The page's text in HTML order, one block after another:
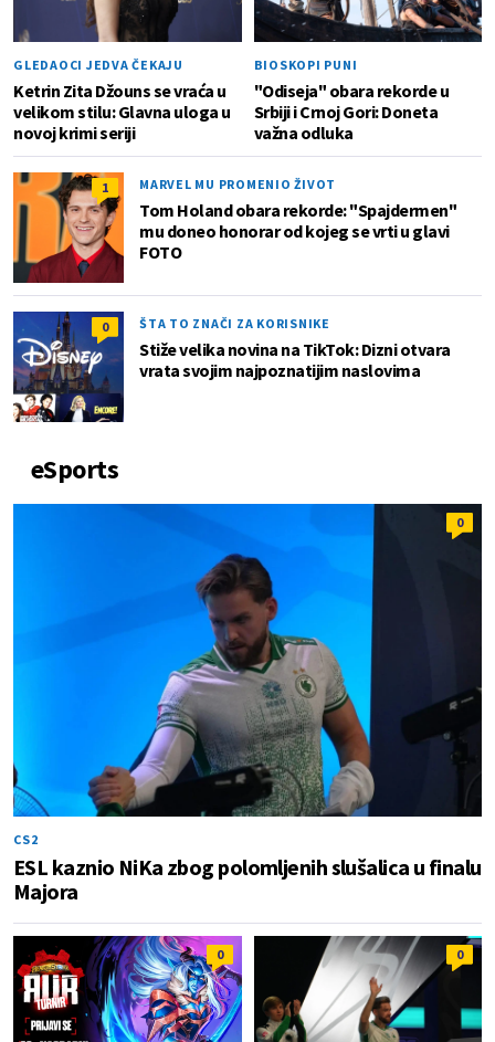
GLEDAOCI JEDVA ČEKAJU
Ketrin Zita Džouns se vraća u
velikom stilu: Glavna uloga u
novoj krimi seriji
BIOSKOPI PUNI
"Odiseja" obara rekorde u
Srbiji i Crnoj Gori: Doneta
važna odluka
1 MARVEL MU PROMENIO ŽIVOT
Tom Holand obara rekorde: "Spajdermen"
mu doneo honorar od kojeg se vrti u glavi
FOTO
0 ŠTA TO ZNAČI ZA KORISNIKE
Stiže velika novina na TikTok: Dizni otvara
vrata svojim najpoznatijim naslovima
eSports
0
CS2
ESL kaznio NiKa zbog polomljenih slušalica u finalu
Majora
0 0